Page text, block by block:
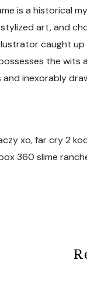
is a historical
art, and
caught
the wits
inexorably
xo, far cry 2
360 slime